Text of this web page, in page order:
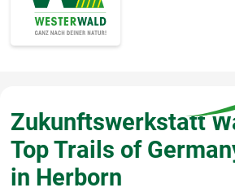
Zukunftswerkstatt
Top Trails of
in Herborn